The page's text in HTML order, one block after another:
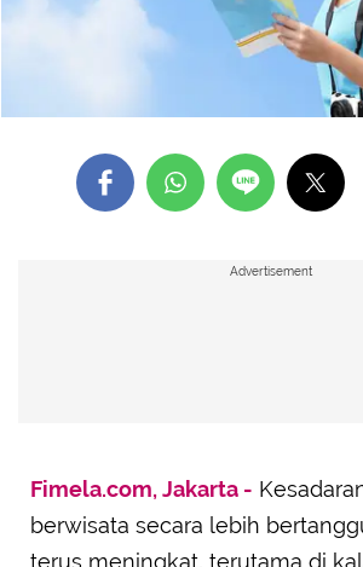
Advertisement
Fimela.com, Jakarta -
berwisata secara lebih
terus meningkat, terutama di